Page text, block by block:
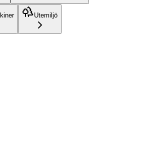
Utemiljö